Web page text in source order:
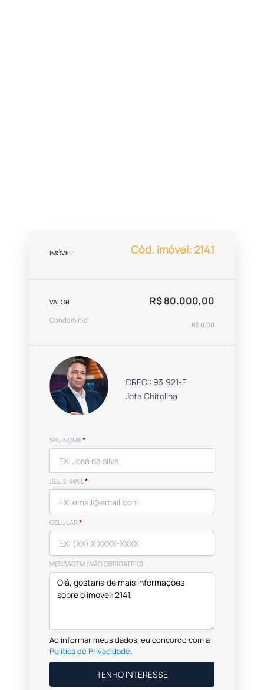
IMÓVEL Cód. imóvel: 2141
VALOR R$ 80.000,00
Condomínio
R$ 0,00
CRECI: 93.921-F
Jota Chitolina
SEU NOME*
SEU E-MAIL*
CELULAR *
MENSAGEM (NÃO OBRIGATRIO)
Ao informar meus dados, eu concordo com a
Política de Privacidade.
TENHO INTERESSE